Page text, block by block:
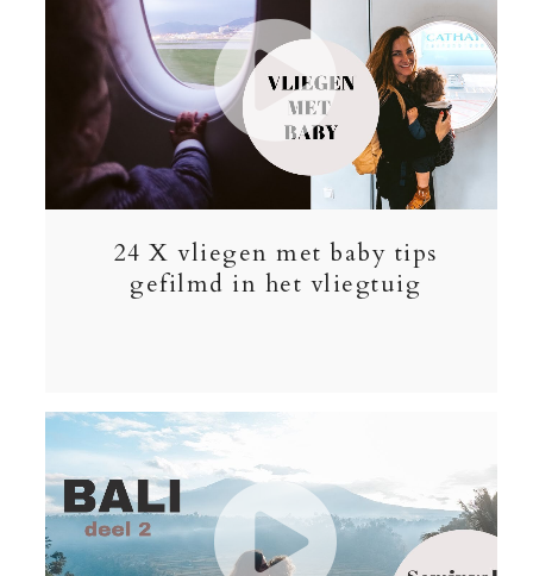
24 X vliegen met baby tips
gefilmd in het vliegtuig